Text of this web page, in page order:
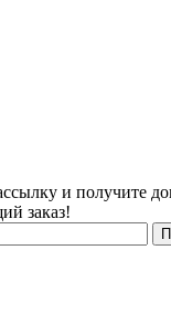
и получите
заказ!